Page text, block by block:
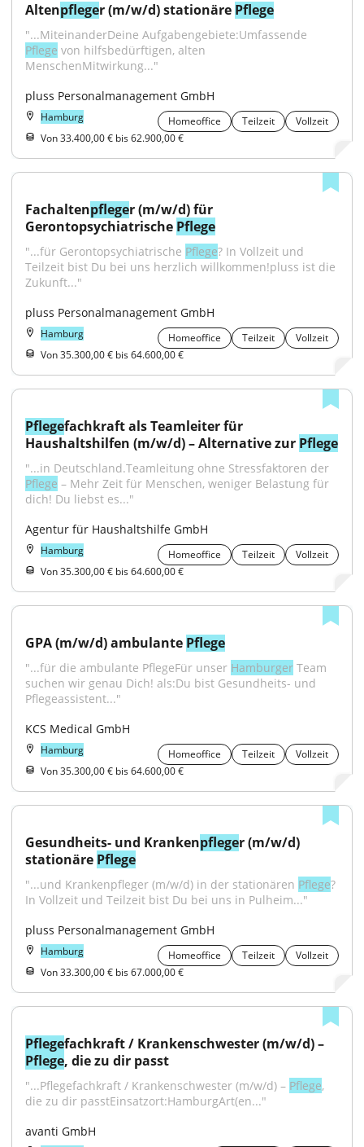
Altenpfleger (m/w/d) stationäre Pflege
Pflege von hilfsbedürftigen, alten
MenschenMitwirkung..."
pluss Personalmanagement GmbH
Hamburg Homeoffice Teilzeit
Vollzeit
Von 33.400,00 € bis 62.900,00 €
Fachaltenpfleger (m/w/d) für
Gerontopsychiatrische Pflege
"...für Gerontopsychiatrische Pflege? In Vollzeit und
Teilzeit bist Du bei uns herzlich willkommen!pluss ist die
Zukunft..."
pluss Personalmanagement GmbH
Hamburg Homeoffice Teilzeit
Vollzeit
Von 35.300,00 € bis 64.600,00 €
Pflegefachkraft als Teamleiter für
Haushaltshilfen (m/w/d) – Alternative zur Pflege
Pflege – Mehr Zeit für Menschen, weniger Belastung für
dich! Du liebst es..."
Agentur für Haushaltshilfe GmbH
Hamburg Homeoffice Teilzeit
Vollzeit
Von 35.300,00 € bis 64.600,00 €
GPA (m/w/d) ambulante Pflege
"...für die ambulante PflegeFür unser Hamburger Team
suchen wir genau Dich! als:Du bist Gesundheits- und
Pflegeassistent..."
KCS Medical GmbH
Hamburg Homeoffice Teilzeit
Vollzeit
Von 35.300,00 € bis 64.600,00 €
Gesundheits- und Krankenpfleger (m/w/d)
stationäre Pflege
"...und Krankenpfleger (m/w/d) in der stationären Pflege?
In Vollzeit und Teilzeit bist Du bei uns in Pulheim..."
pluss Personalmanagement GmbH
Hamburg Homeoffice Teilzeit
Vollzeit
Von 33.300,00 € bis 67.000,00 €
Pflege
Pflege, die zu dir passt
"...Pflegefachkraft / Krankenschwester (m/w/d) – Pflege,
die zu dir passtEinsatzort:HamburgArt(en..."
avanti GmbH